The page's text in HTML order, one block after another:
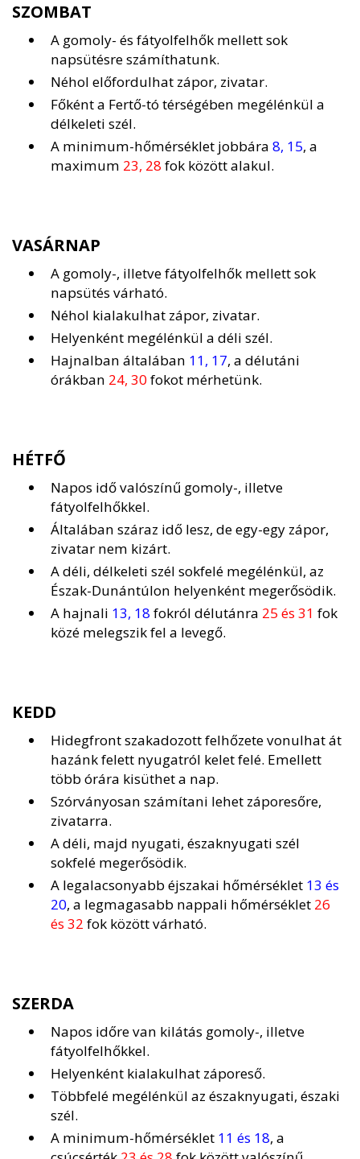
SZOMBAT
A gomoly- és fátyolfelhők mellett sok
napsütésre számíthatunk.
Néhol előfordulhat zápor, zivatar.
Főként a Fertő-tó térségében megélénkül a
délkeleti szél.
A minimum-hőmérséklet jobbára 8, 15, a
maximum 23, 28 fok között alakul.
VASÁRNAP
A gomoly-, illetve fátyolfelhők mellett sok
napsütés várható.
Néhol kialakulhat zápor, zivatar.
Helyenként megélénkül a déli szél.
Hajnalban általában 11, 17, a délutáni
órákban 24, 30fokot mérhetünk.
HÉTFŐ
Napos idő valószínű gomoly-, illetve
fátyolfelhőkkel.
Általában száraz idő lesz, de egy-egy zápor,
zivatar nem kizárt.
A déli, délkeleti szél sokfelé megélénkül, az
Észak-Dunántúlon helyenként megerősödik.
A hajnali 13, 18 fokról délutánra 25 és 31 fok
közé melegszik fel a levegő.
KEDD
Hidegfront szakadozott felhőzete vonulhat át
hazánk felett nyugatról kelet felé. Emellett
több órára kisüthet a nap.
Szórványosan számítani lehet záporesőre,
zivatarra.
A déli, majd nyugati, északnyugati szél
sokfelé megerősödik.
A legalacsonyabb éjszakai hőmérséklet 13 és
20, a legmagasabb nappali hőmérséklet 26
és 32 fok között várható.
SZERDA
Napos időre van kilátás gomoly-, illetve
fátyolfelhőkkel.
Helyenként kialakulhat záporeső.
Többfelé megélénkül az északnyugati, északi
szél.
A minimum-hőmérséklet 11 és 18, a